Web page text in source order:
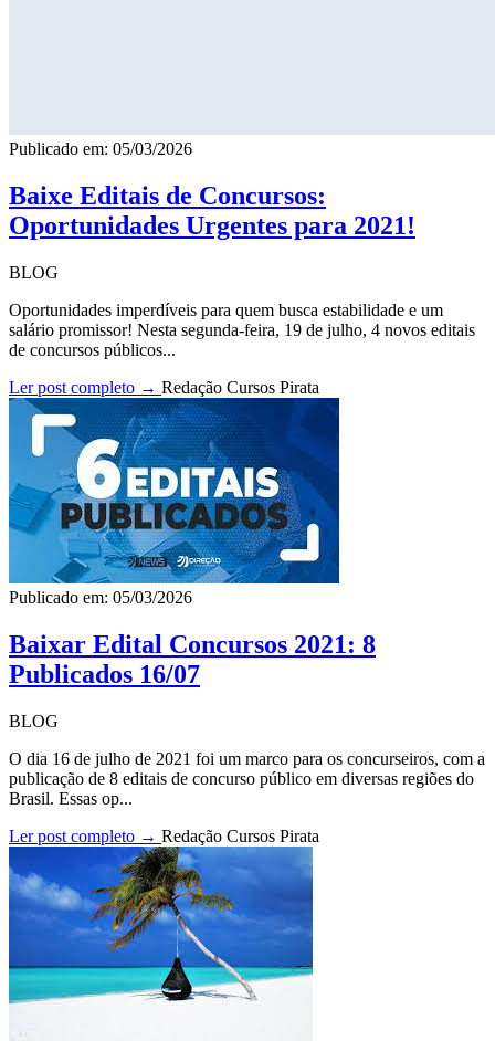
Publicado em: 05/03/2026
Baixe Editais de Concursos:
Oportunidades Urgentes para 2021!
BLOG
Oportunidades imperdíveis para quem busca estabilidade e um
salário promissor! Nesta segunda-feira, 19 de julho, 4 novos editais
de concursos públicos...
Ler post completo → Redação Cursos Pirata
Publicado em: 05/03/2026
Baixar Edital Concursos 2021: 8
Publicados 16/07
BLOG
O dia 16 de julho de 2021 foi um marco para os concurseiros, com a
publicação de 8 editais de concurso público em diversas regiões do
Brasil. Essas op...
Ler post completo → Redação Cursos Pirata